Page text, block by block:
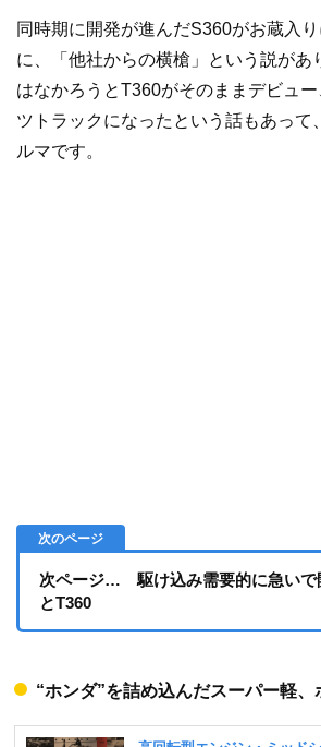
同時期に開発が進んだS360がお蔵入
に、「他社からの横槍」という説があ
はなかろうとT360がそのままデビュ
ツトラックになったという話もあって
ルマです。
次ページ… 駆け込み需要的に急いで
とT360
“ホンダ”を詰め込んだスーパー軽、